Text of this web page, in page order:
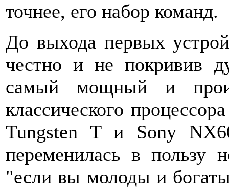
точнее, его набор команд.
До выхода первых
честно и не покривив
самый мощный и
классического
Tungsten T и Sony
переменилась в пользу
"если вы молоды и